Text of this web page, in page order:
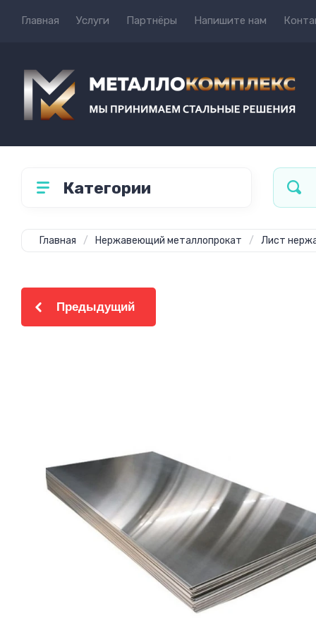
Главная Услуги Партнёры Напишите нам
Категории
Главная / Нержавеющий металлопрокат / Лист
Предыдущий